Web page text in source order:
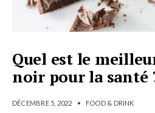
Quel est le
noir pour la santé
DÉCEMBRE 5, 2022 • FOOD & DRINK